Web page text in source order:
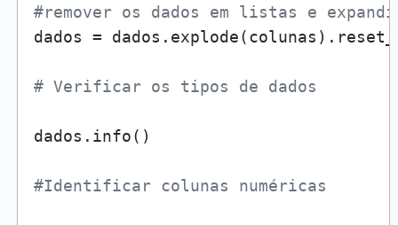
#remover os dados em listas e
dados =
# Verificar os tipos de dados
dados.info()
#Identificar colunas numéricas